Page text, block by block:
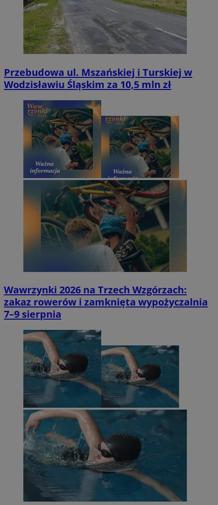
Przebudowa ul. Mszańskiej i Turskiej w
Wodzisławiu Śląskim za 10,5 mln zł
Wawrzynki 2026 na Trzech Wzgórzach:
zakaz rowerów i zamknięta wypożyczalnia
7–9 sierpnia